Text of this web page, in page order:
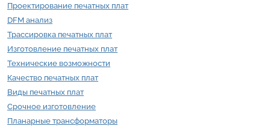
Проектирование печатных плат
DFM анализ
Трассировка печатных плат
Изготовление печатных плат
Технические возможности
Качество печатных плат
Виды печатных плат
Срочное изготовление
Планарные трансформаторы